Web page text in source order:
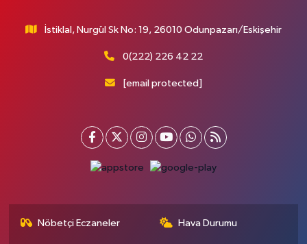
İstiklal, Nurgül Sk No: 19, 26010 Odunpazarı/Eskişehir
0(222) 226 42 22
[email protected]
Nöbetçi Eczaneler Hava Durumu